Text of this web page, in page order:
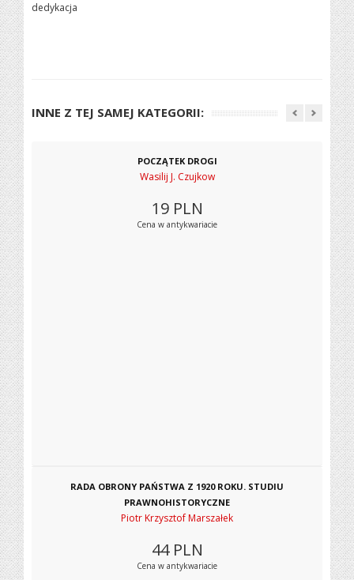
dedykacja
INNE Z TEJ SAMEJ KATEGORII:
POCZĄTEK DROGI
Wasilij J. Czujkow
19 PLN
Cena w antykwariacie
RADA OBRONY PAŃSTWA Z 1920 ROKU. STUDIU
PRAWNOHISTORYCZNE
Piotr Krzysztof Marszałek
44 PLN
Cena w antykwariacie